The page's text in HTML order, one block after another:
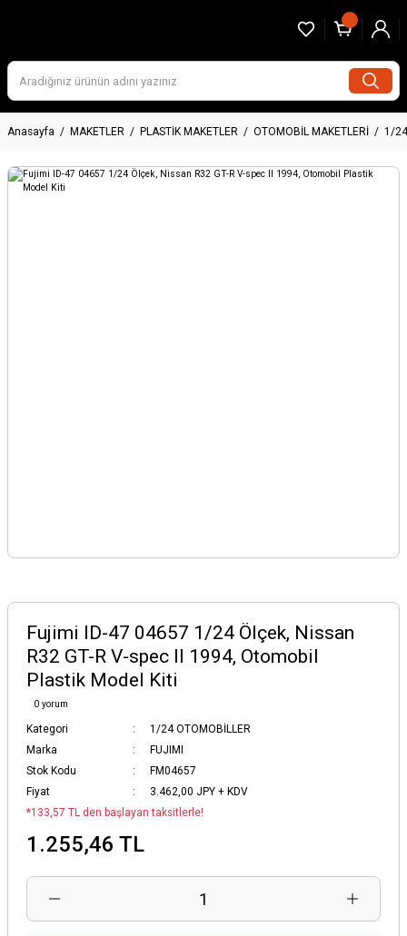
Anasayfa MAKETLER PLASTİK MAKETLER OTOMOBİL MAKETLERİ 1/
Fujimi ID-47 04657 1/24 Ölçek, Nissan
R32 GT-R V-spec II 1994, Otomobil
Plastik Model Kiti
0 yorum
Kategori
1/24 OTOMOBİLLER
Marka
FUJIMI
Stok Kodu
FM04657
Fiyat
3.462,00 JPY + KDV
*133,57 TL den başlayan taksitlerle!
1.255,46 TL